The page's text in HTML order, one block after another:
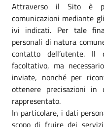
Attraverso il Sito è
comunicazioni mediante
ivi indicati. Per tale
personali di natura
contatto dell’utente.
facoltativo, ma
inviate, nonché per
ottenere precisazioni in
rappresentato.
In particolare, i dati
scopo di fruire dei